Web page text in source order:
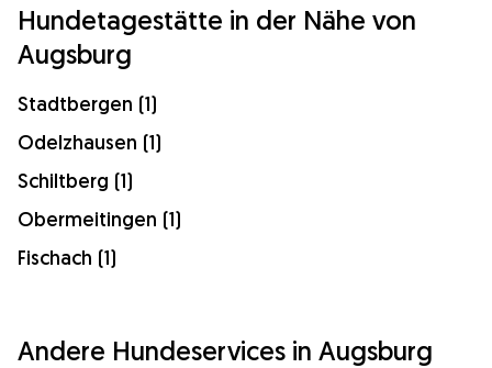
Hundetagestätte in der Nähe von
Augsburg
Stadtbergen (1)
Odelzhausen (1)
Schiltberg (1)
Obermeitingen (1)
Fischach (1)
Andere Hundeservices in Augsburg